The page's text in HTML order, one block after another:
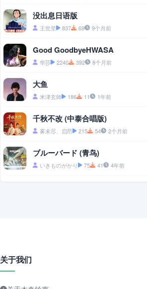
没出息日语版
王世坚 837 69 9个月前
Good GoodbyeHWASA
华莎 2240 392 8个月前
大鱼
米津玄師 186 11 1年前
千秋不改 (中泰合唱版)
雾未尽、启昂 215 54 2个月前
ブルーバード (青鸟)
いきものがかり 75 41 4年前
关于我们